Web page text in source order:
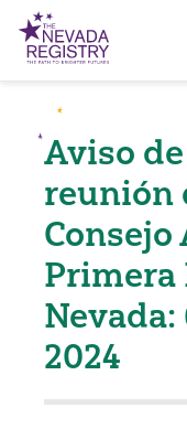
Aviso
reunión
Consejo
Primera
Nevada:
2024